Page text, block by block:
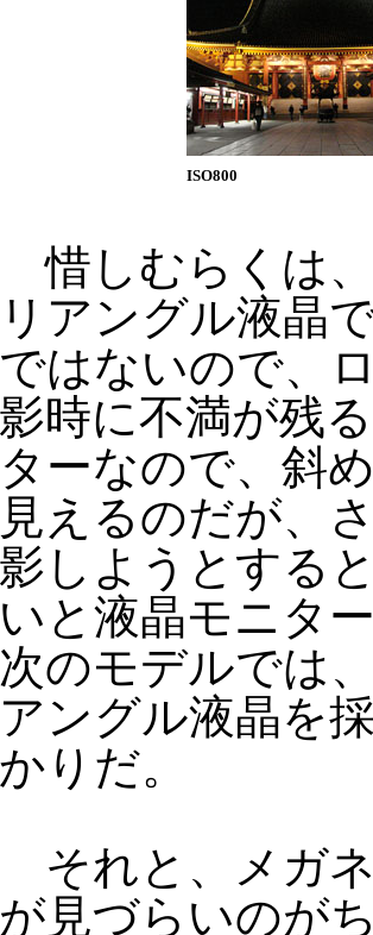
ISO800
惜しむらくは、
リアングル液晶
ではないので、
影時に不満が残
ターなので、斜
見えるのだが、
影しようとする
いと液晶モニタ
次のモデルでは
アングル液晶を
かりだ。
それと、メガ
が見づらいのが